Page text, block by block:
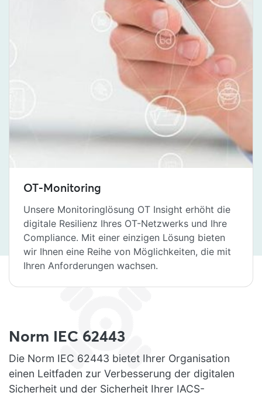
OT-Monitoring
Unsere Monitoringlösung OT Insight erhöht die
digitale Resilienz Ihres OT-Netzwerks und Ihre
Compliance. Mit einer einzigen Lösung bieten
wir Ihnen eine Reihe von Möglichkeiten, die mit
Ihren Anforderungen wachsen.
Norm IEC 62443
Die Norm IEC 62443 bietet Ihrer Organisation
einen Leitfaden zur Verbesserung der digitalen
Sicherheit und der Sicherheit Ihrer IACS-